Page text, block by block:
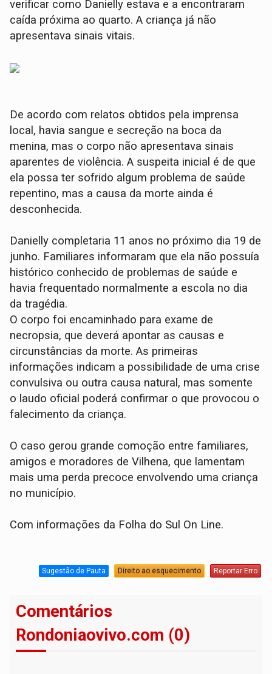
verificar como Danielly estava e a encontraram
caída próxima ao quarto. A criança já não
apresentava sinais vitais.
De acordo com relatos obtidos pela imprensa
local, havia sangue e secreção na boca da
menina, mas o corpo não apresentava sinais
aparentes de violência. A suspeita inicial é de que
ela possa ter sofrido algum problema de saúde
repentino, mas a causa da morte ainda é
desconhecida.
Danielly completaria 11 anos no próximo dia 19 de
junho. Familiares informaram que ela não possuía
histórico conhecido de problemas de saúde e
havia frequentado normalmente a escola no dia
da tragédia.
O corpo foi encaminhado para exame de
necropsia, que deverá apontar as causas e
circunstâncias da morte. As primeiras
informações indicam a possibilidade de uma crise
convulsiva ou outra causa natural, mas somente
o laudo oficial poderá confirmar o que provocou o
falecimento da criança.
O caso gerou grande comoção entre familiares,
amigos e moradores de Vilhena, que lamentam
mais uma perda precoce envolvendo uma criança
no município.
Com informações da Folha do Sul On Line.
Sugestão de Pauta Direito ao esquecimento Reportar Erro
Comentários
Rondoniaovivo.com (0)